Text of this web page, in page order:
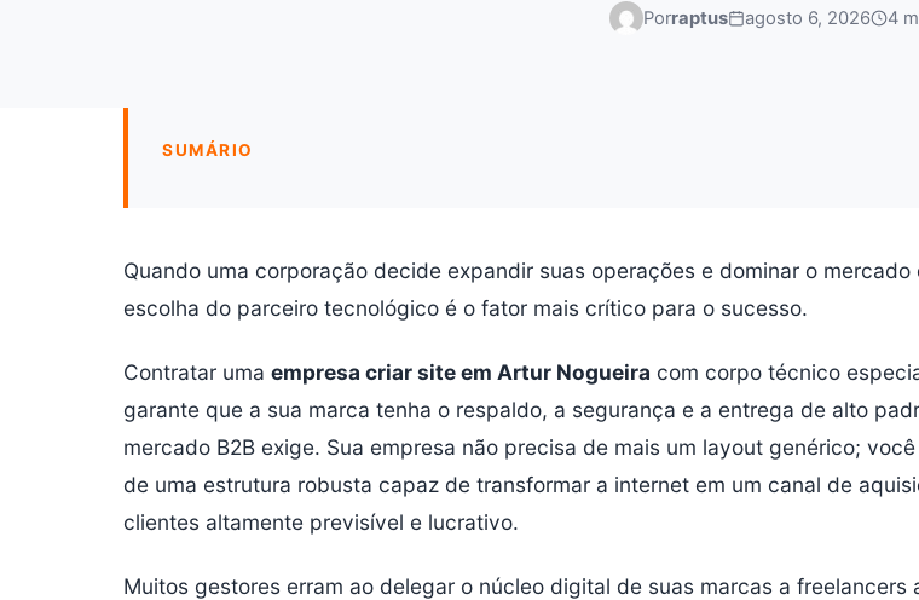
Porraptus agosto 6, 2026 4
SUMÁRIO
Quando uma corporação decide expandir suas operações e dominar o mercado
escolha do parceiro tecnológico é o fator mais crítico para o sucesso.
Contratar uma empresa criar site em Artur Nogueira com corpo técnico
garante que a sua marca tenha o respaldo, a segurança e a entrega de alto
mercado B2B exige. Sua empresa não precisa de mais um layout genérico;
de uma estrutura robusta capaz de transformar a internet em um canal de
clientes altamente previsível e lucrativo.
Muitos gestores erram ao delegar o núcleo digital de suas marcas a freelancers